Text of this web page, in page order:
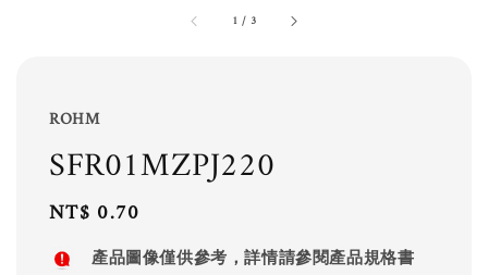
1 / 3
ROHM
SFR01MZPJ220
Regular
price
NT$ 0.70
產品圖像僅供參考，詳情請參閱產品規格書